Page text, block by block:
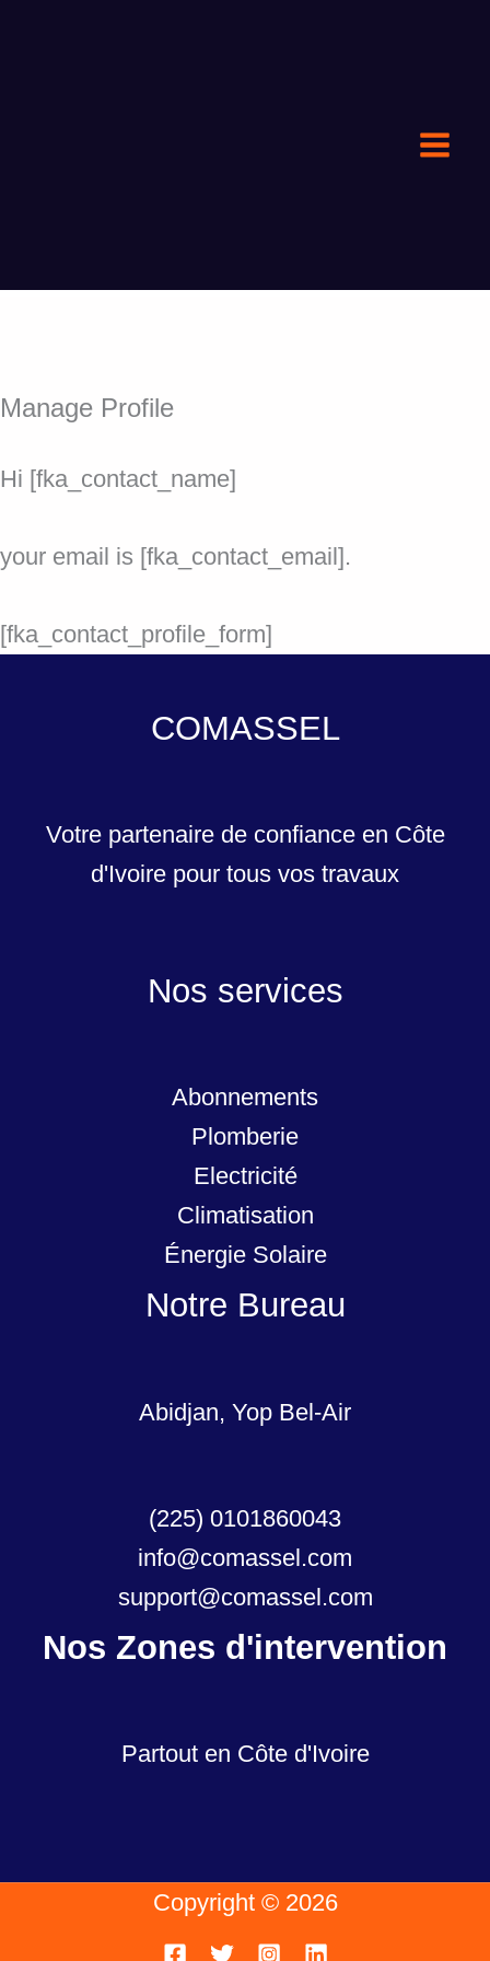
Manage Profile
Hi [fka_contact_name]
your email is [fka_contact_email].
[fka_contact_profile_form]
COMASSEL
Votre partenaire de confiance en Côte
d'Ivoire pour tous vos travaux
Nos services
Abonnements
Plomberie
Electricité
Climatisation
Énergie Solaire
Notre Bureau
Abidjan, Yop Bel-Air
(225) 0101860043
info@comassel.com
support@comassel.com
Nos Zones d'intervention
Partout en Côte d'Ivoire
Copyright © 2026